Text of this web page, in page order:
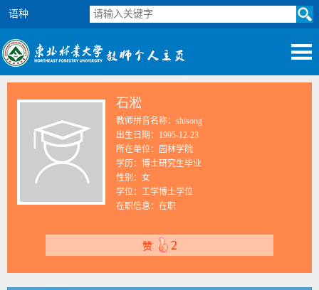
语种
石淞
教师拼音名称：shisong
出生日期：1995-12-23
所在单位：园林学院
学历：博士研究生毕业
性别：女
学位：工学博士学位
在职信息：在职
赞 2